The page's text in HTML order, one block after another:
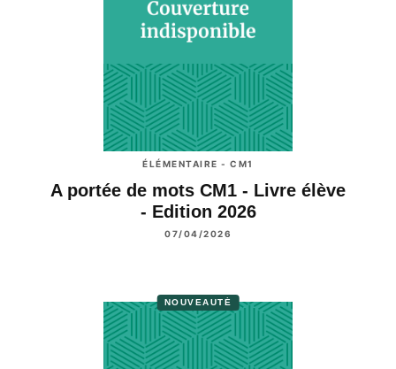
ÉLÉMENTAIRE - CM1
A portée de mots CM1 - Livre élève
- Edition 2026
07/04/2026
NOUVEAUTÉ